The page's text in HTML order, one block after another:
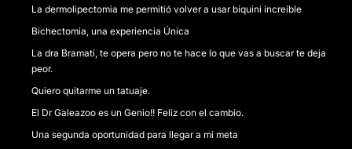
La dermolipectomia me permitió volver a usar biquini increíble
Bichectomia, una experiencia Única
La dra Bramati, te opera pero no te hace lo que vas a buscar te deja
peor.
Quiero quitarme un tatuaje.
El Dr Galeazoo es un Genio!! Feliz con el cambio.
Una segunda oportunidad para llegar a mi meta